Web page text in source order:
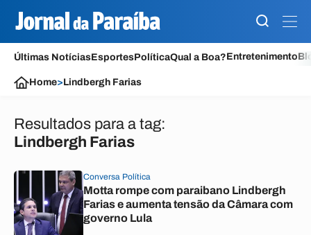
Últimas NotíciasEsportesPolíticaQual a Boa?Entretenimento
Home>Lindbergh Farias
Resultados para a tag:
Lindbergh Farias
Conversa Política
Motta rompe com paraibano Lindbergh
Farias e aumenta tensão da Câmara com
governo Lula